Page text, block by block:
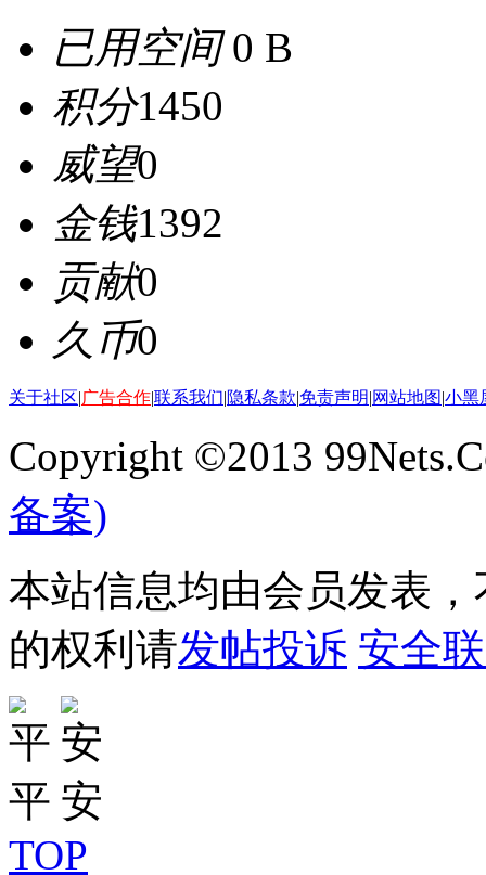
已用空间0 B
积分1450
威望0
金钱1392
贡献0
久币0
关于社区|广告合作|联系我们|隐私条款|免责声明|网站地图|小黑
Copyright ©2013
备案)
本站信息均由会员发表
的权利请发帖投诉 安全
TOP